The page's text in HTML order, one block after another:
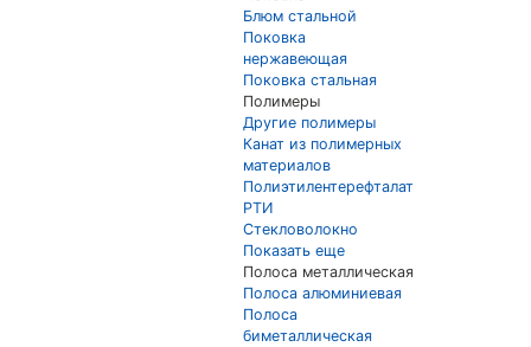
Блюм стальной
Поковка
нержавеющая
Поковка стальная
Полимеры
Другие полимеры
Канат из полимерных
материалов
Полиэтилентерефталат
РТИ
Стекловолокно
Показать еще
Полоса металлическая
Полоса алюминиевая
Полоса
биметаллическая